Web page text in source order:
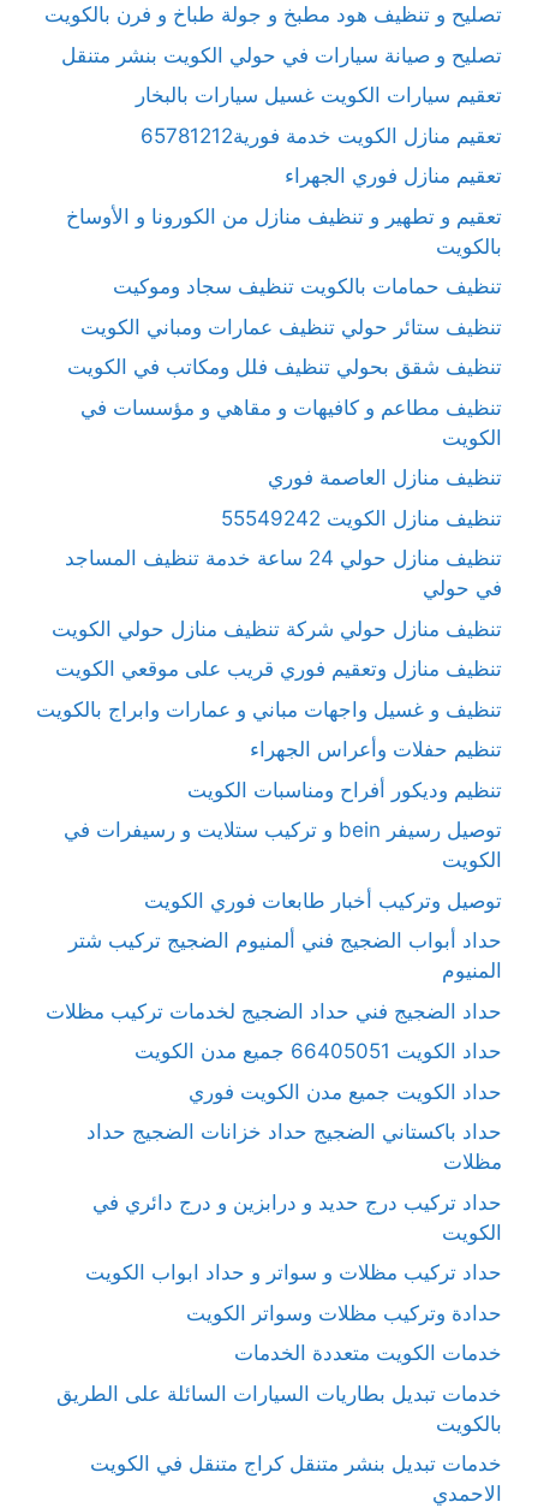
تصليح و تنظيف هود مطبخ و جولة طباخ و فرن بالكويت
تصليح و صيانة سيارات في حولي الكويت بنشر متنقل
تعقيم سيارات الكويت غسيل سيارات بالبخار
تعقيم منازل الكويت خدمة فورية65781212
تعقيم منازل فوري الجهراء
تعقيم و تطهير و تنظيف منازل من الكورونا و الأوساخ
بالكويت
تنظيف حمامات بالكويت تنظيف سجاد وموكيت
تنظيف ستائر حولي تنظيف عمارات ومباني الكويت
تنظيف شقق بحولي تنظيف فلل ومكاتب في الكويت
تنظيف مطاعم و كافيهات و مقاهي و مؤسسات في
الكويت
تنظيف منازل العاصمة فوري
تنظيف منازل الكويت 55549242
تنظيف منازل حولي 24 ساعة خدمة تنظيف المساجد
في حولي
تنظيف منازل حولي شركة تنظيف منازل حولي الكويت
تنظيف منازل وتعقيم فوري قريب على موقعي الكويت
تنظيف و غسيل واجهات مباني و عمارات وابراج بالكويت
تنظيم حفلات وأعراس الجهراء
تنظيم وديكور أفراح ومناسبات الكويت
توصيل رسيفر bein و تركيب ستلايت و رسيفرات في
الكويت
توصيل وتركيب أخبار طابعات فوري الكويت
حداد أبواب الضجيج فني ألمنيوم الضجيج تركيب شتر
المنيوم
حداد الضجيج فني حداد الضجيج لخدمات تركيب مظلات
حداد الكويت 66405051 جميع مدن الكويت
حداد الكويت جميع مدن الكويت فوري
حداد باكستاني الضجيج حداد خزانات الضجيج حداد
مظلات
حداد تركيب درج حديد و درابزين و درج دائري في
الكويت
حداد تركيب مظلات و سواتر و حداد ابواب الكويت
حدادة وتركيب مظلات وسواتر الكويت
خدمات الكويت متعددة الخدمات
خدمات تبديل بطاريات السيارات السائلة على الطريق
بالكويت
خدمات تبديل بنشر متنقل كراج متنقل في الكويت
الاحمدي